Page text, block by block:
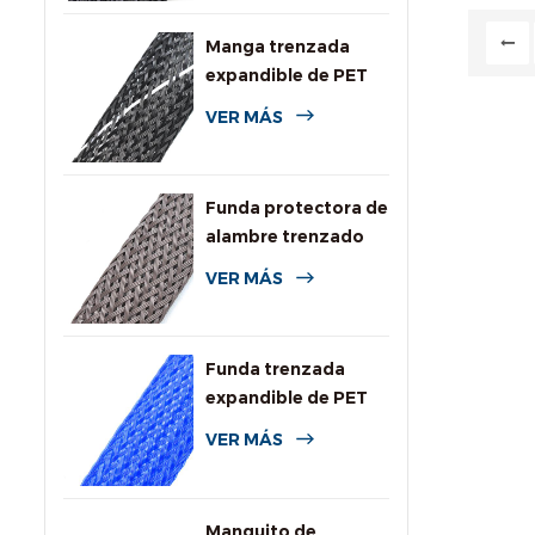
Manga trenzada
expandible de PET
de alta resistencia a
VER MÁS
Funda protectora de
alambre trenzado
expandible
VER MÁS
Funda trenzada
expandible de PET
de colores para
VER MÁS